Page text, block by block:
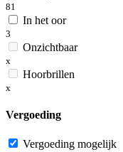
81
In het oor
3
Onzichtbaar
x
Hoorbrillen
x
Vergoeding
Vergoeding mogelijk